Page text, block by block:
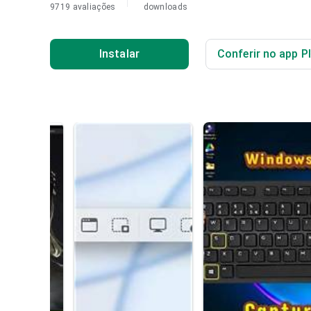
9719 avaliações
downloads
Instalar Conferir no app